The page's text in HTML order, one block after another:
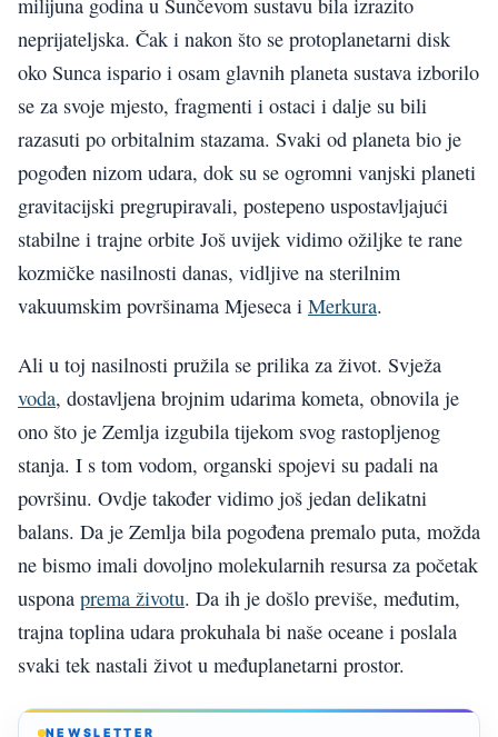
milijuna godina u Sunčevom sustavu bila izrazito
neprijateljska. Čak i nakon što se protoplanetarni disk
oko Sunca ispario i osam glavnih planeta sustava izborilo
se za svoje mjesto, fragmenti i ostaci i dalje su bili
razasuti po orbitalnim stazama. Svaki od planeta bio je
pogođen nizom udara, dok su se ogromni vanjski planeti
gravitacijski pregrupiravali, postepeno uspostavljajući
stabilne i trajne orbite Još uvijek vidimo ožiljke te rane
kozmičke nasilnosti danas, vidljive na sterilnim
vakuumskim površinama Mjeseca i Merkura.
Ali u toj nasilnosti pružila se prilika za život. Svježa
voda, dostavljena brojnim udarima kometa, obnovila je
ono što je Zemlja izgubila tijekom svog rastopljenog
stanja. I s tom vodom, organski spojevi su padali na
površinu. Ovdje također vidimo još jedan delikatni
balans. Da je Zemlja bila pogođena premalo puta, možda
ne bismo imali dovoljno molekularnih resursa za početak
uspona prema životu. Da ih je došlo previše, međutim,
trajna toplina udara prokuhala bi naše oceane i poslala
svaki tek nastali život u međuplanetarni prostor.
NEWSLETTER